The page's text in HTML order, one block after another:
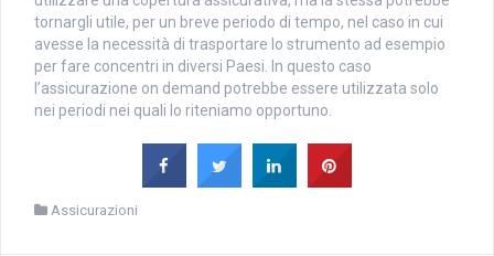
tornargli utile, per un breve periodo di tempo, nel caso in cui
avesse la necessità di trasportare lo strumento ad esempio
per fare concentri in diversi Paesi. In questo caso
l’assicurazione on demand potrebbe essere utilizzata solo
nei periodi nei quali lo riteniamo opportuno.
Assicurazioni